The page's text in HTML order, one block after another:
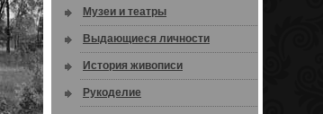
Музеи и театры
Выдающиеся личности
История живописи
Рукоделие